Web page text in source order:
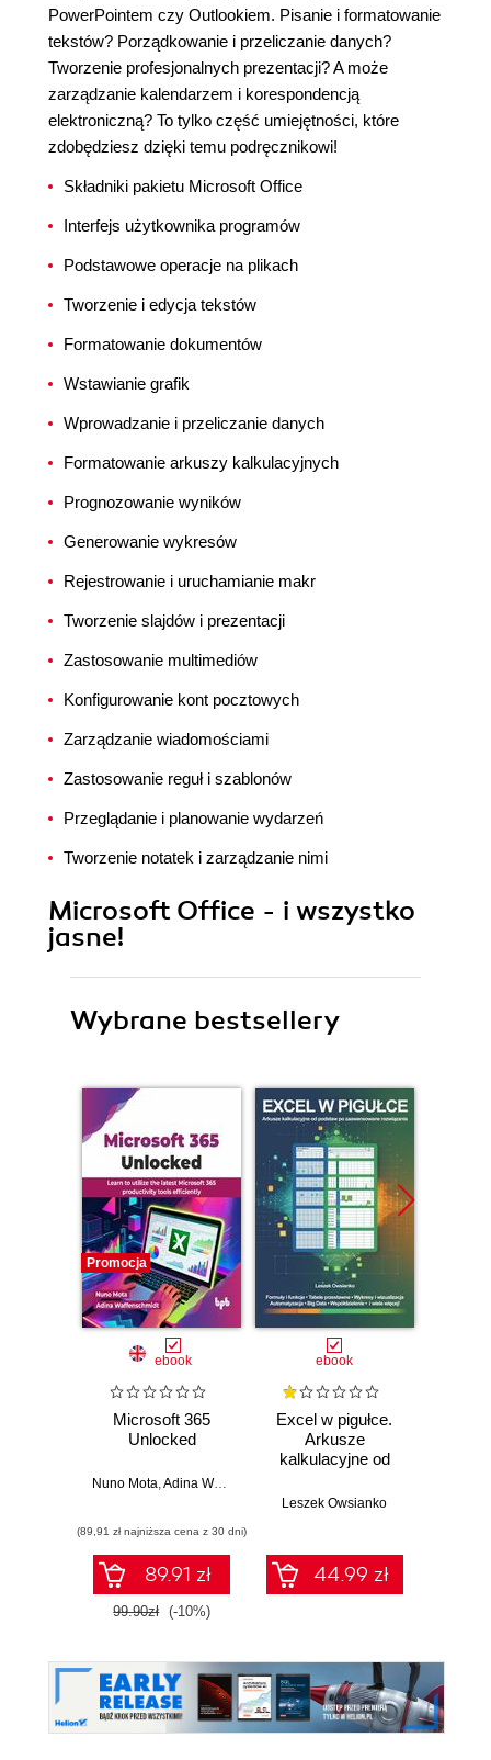
PowerPointem czy Outlookiem. Pisanie i formatowanie
tekstów? Porządkowanie i przeliczanie danych?
Tworzenie profesjonalnych prezentacji? A może
zarządzanie kalendarzem i korespondencją
elektroniczną? To tylko część umiejętności, które
zdobędziesz dzięki temu podręcznikowi!
Składniki pakietu Microsoft Office
Interfejs użytkownika programów
Podstawowe operacje na plikach
Tworzenie i edycja tekstów
Formatowanie dokumentów
Wstawianie grafik
Wprowadzanie i przeliczanie danych
Formatowanie arkuszy kalkulacyjnych
Prognozowanie wyników
Generowanie wykresów
Rejestrowanie i uruchamianie makr
Tworzenie slajdów i prezentacji
Zastosowanie multimediów
Konfigurowanie kont pocztowych
Zarządzanie wiadomościami
Zastosowanie reguł i szablonów
Przeglądanie i planowanie wydarzeń
Tworzenie notatek i zarządzanie nimi
Microsoft Office - i wszystko
jasne!
Wybrane bestsellery
Promocja
ebook
Microsoft 365
Unlocked
Nuno Mota Adina Waffenschmidt
(89,91 zł najniższa cena z 30 dni)
89.91 zł
99.90zł (-10%)
ebook
Excel w pigułce.
Arkusze
kalkulacyjne od
zaawansowane
Leszek Owsianko
44.99 zł